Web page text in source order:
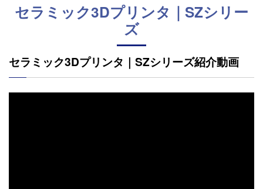
セラミック3Dプリンタ｜SZシリー
ズ
セラミック3Dプリンタ｜SZシリーズ紹介動画